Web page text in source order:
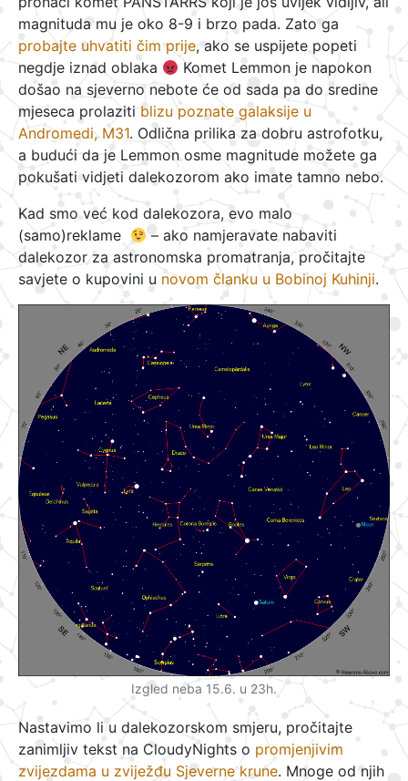
magnituda mu je oko 8-9 i brzo pada. Zato ga
probajte uhvatiti čim prije, ako se uspijete popeti
negdje iznad oblaka
Komet Lemmon je napokon
došao na sjeverno nebote će od sada pa do sredine
mjeseca prolaziti blizu poznate galaksije u
Andromedi, M31. Odlična prilika za dobru astrofotku,
a budući da je Lemmon osme magnitude možete ga
pokušati vidjeti dalekozorom ako imate tamno nebo.
Kad smo već kod dalekozora, evo malo
(samo)reklame
– ako namjeravate nabaviti
dalekozor za astronomska promatranja, pročitajte
savjete o kupovini u novom članku u Bobinoj Kuhinji.
Izgled neba 15.6. u 23h.
Nastavimo li u dalekozorskom smjeru, pročitajte
zanimljiv tekst na CloudyNights o promjenjivim
zvijezdama u zviježđu Sjeverne krune. Mnoge od njih